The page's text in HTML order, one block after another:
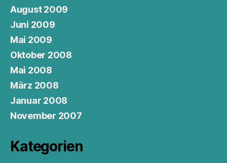
August 2009
Juni 2009
Mai 2009
Oktober 2008
Mai 2008
März 2008
Januar 2008
November 2007
Kategorien